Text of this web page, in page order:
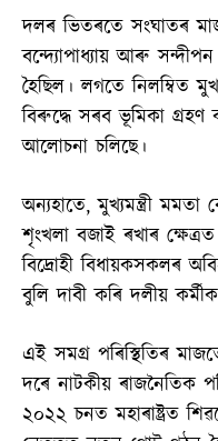
দলৰ ভিতৰতে সংঘাতৰ
বন্দ্যোপাধ্যায় আৰু
হৈছিল। লগতে নিলম্বিত
বিৰুদ্ধে সৰব ভূমিকা
আলোচনা চলিছে।
অন্যহাতে, মুখ্যমন্ত্ৰী মমতা
শৃংখলা বজাই ৰখাৰ
বিদ্ৰোহী বিধায়কসকলৰ
বুলি দাবী কৰি দলীয়
এই সমগ্ৰ পৰিস্থিতিৰ
দৰে নাটকীয় ৰাজনৈতিক
২০২২ চনত মহাৰাষ্ট্ৰত